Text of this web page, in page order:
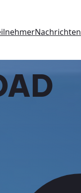
Nachrichten